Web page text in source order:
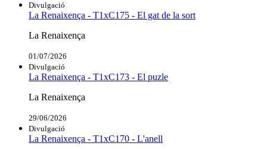
Divulgació
La Renaixença - T1xC175 - El gat de la sort
La Renaixença
01/07/2026
Divulgació
La Renaixença - T1xC173 - El puzle
La Renaixença
29/06/2026
Divulgació
La Renaixença - T1xC170 - L'anell